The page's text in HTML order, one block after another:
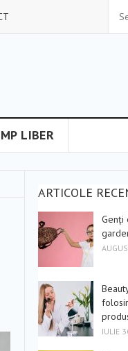
LIBER
ARTICOLE
Genți
IULIE